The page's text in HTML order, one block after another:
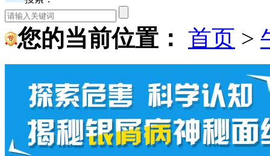
您的当前位置： 首页 >